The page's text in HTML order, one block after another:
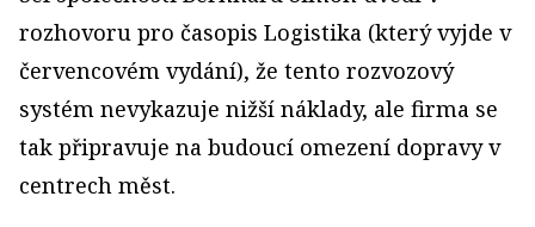
rozhovoru pro časopis Logistika (který vyjde v
červencovém vydání), že tento rozvozový
systém nevykazuje nižší náklady, ale firma se
tak připravuje na budoucí omezení dopravy v
centrech měst.